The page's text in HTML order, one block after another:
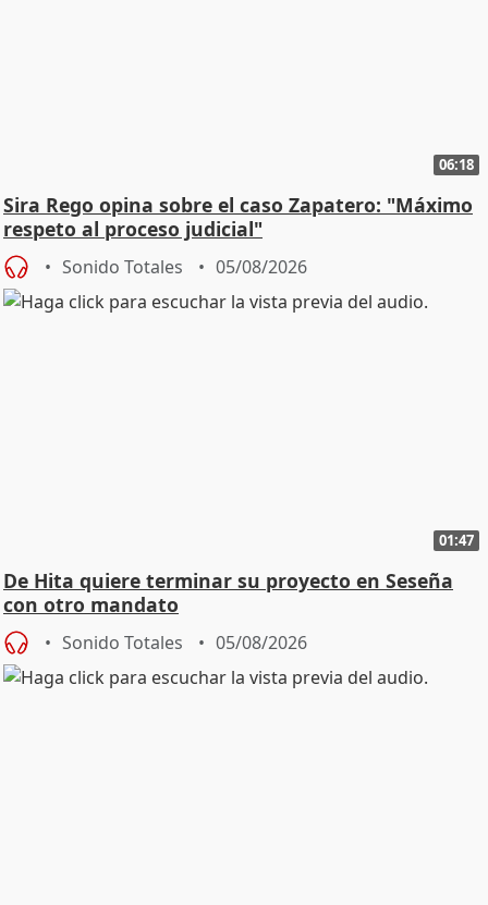
06:18
Sira Rego opina sobre el caso Zapatero: "Máximo
respeto al proceso judicial"
Sonido Totales 05/08/2026
01:47
De Hita quiere terminar su proyecto en Seseña
con otro mandato
Sonido Totales 05/08/2026